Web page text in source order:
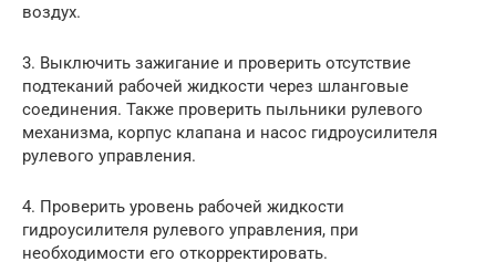
воздух.
3. Выключить зажигание и проверить отсутствие
подтеканий рабочей жидкости через шланговые
соединения. Также проверить пыльники рулевого
механизма, корпус клапана и насос гидроусилителя
рулевого управления.
4. Проверить уровень рабочей жидкости
гидроусилителя рулевого управления, при
необходимости его откорректировать.